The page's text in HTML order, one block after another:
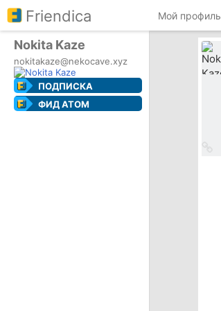
Friendica Мой профиль
Nokita Kaze
nokitakaze@nekocave.xyz
ПОДПИСКА
ФИД ATOM